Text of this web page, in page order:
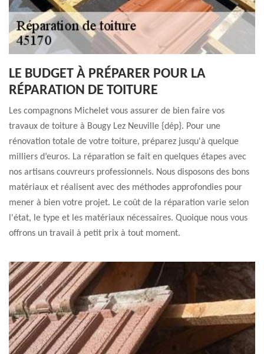
LE BUDGET À PRÉPARER POUR LA
RÉPARATION DE TOITURE
Les compagnons Michelet vous assurer de bien faire vos
travaux de toiture à Bougy Lez Neuville {dép}. Pour une
rénovation totale de votre toiture, préparez jusqu'à quelque
milliers d’euros. La réparation se fait en quelques étapes avec
nos artisans couvreurs professionnels. Nous disposons des bons
matériaux et réalisent avec des méthodes approfondies pour
mener à bien votre projet. Le coût de la réparation varie selon
l'état, le type et les matériaux nécessaires. Quoique nous vous
offrons un travail à petit prix à tout moment.